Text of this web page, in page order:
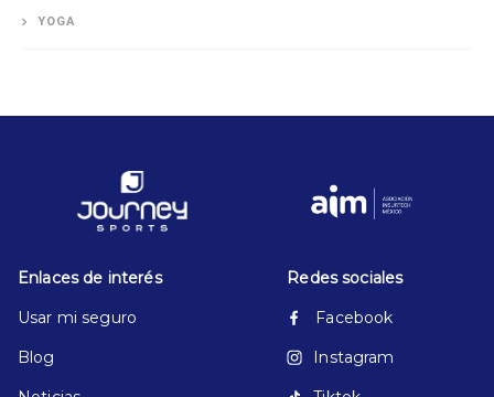
YOGA
Enlaces de interés
Usar mi seguro
Blog
Redes sociales
Facebook
Instagram